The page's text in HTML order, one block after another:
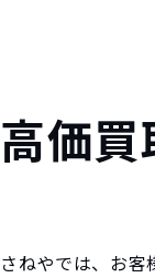
高価
さねやでは、お